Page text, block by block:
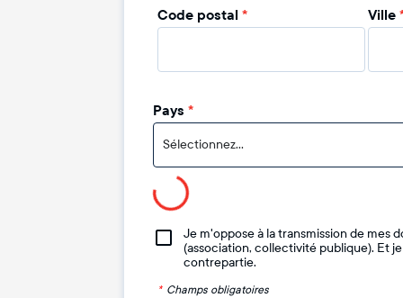
Code postal * Ville
Pays *
Sélectionnez...
Je m'oppose à la transmission de mes
(association, collectivité publique). Et
contrepartie.
* Champs obligatoires